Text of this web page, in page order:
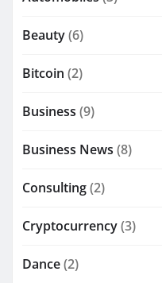
Beauty(6)
Bitcoin (2)
Business (9)
Business News (8)
Consulting(2)
Cryptocurrency(3)
Dance(2)